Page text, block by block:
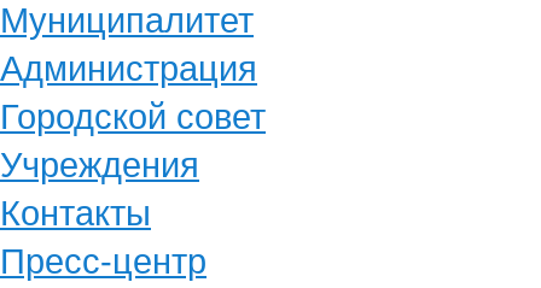
Муниципалитет
Администрация
Городской совет
Учреждения
Контакты
Пресс-центр